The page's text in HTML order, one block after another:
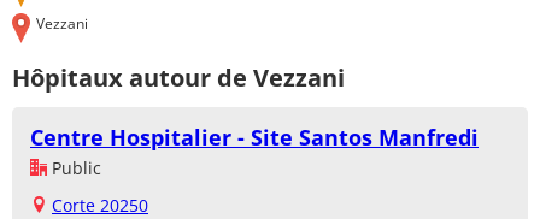
Vezzani
Hôpitaux autour de Vezzani
Centre Hospitalier - Site Santos Manfredi
Public
Corte 20250